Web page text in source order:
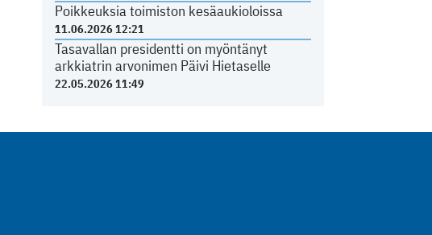
Poikkeuksia toimiston kesäaukioloissa
11.06.2026 12:21
Tasavallan presidentti on myöntänyt
arkkiatrin arvonimen Päivi Hietaselle
22.05.2026 11:49